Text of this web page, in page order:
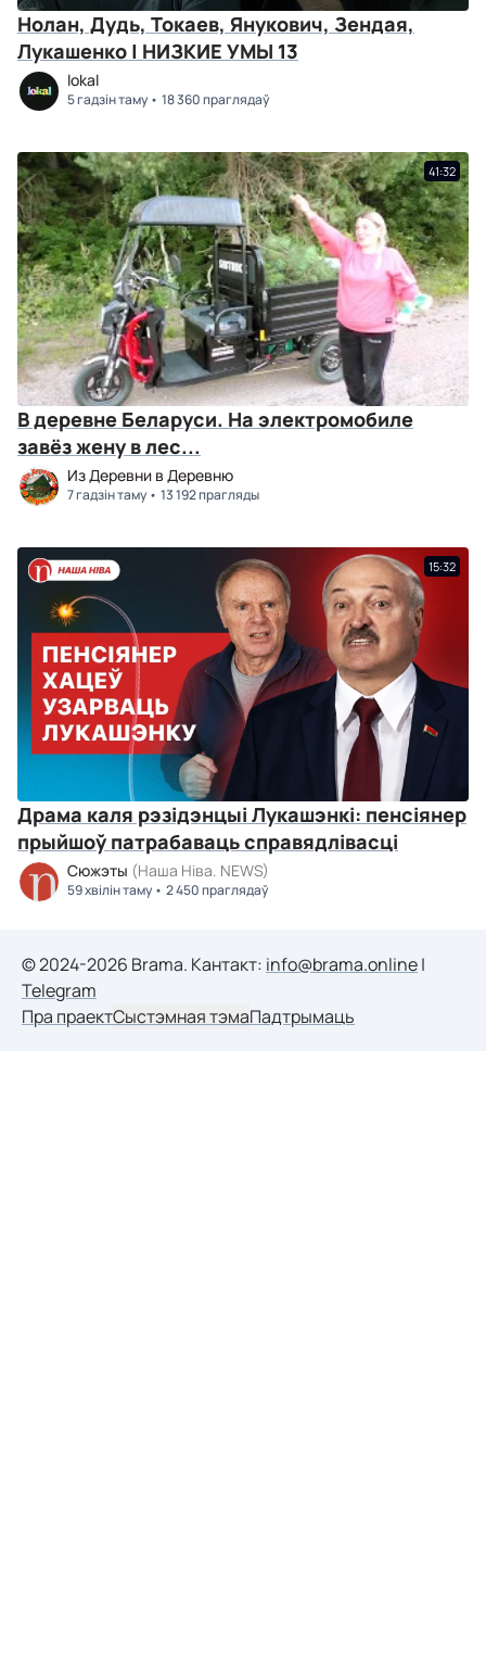
Нолан, Дудь, Токаев, Янукович, Зендая,
Лукашенко | НИЗКИЕ УМЫ 13
lokal
5 гадзін таму 18 360 праглядаў
41:32
В деревне Беларуси. На электромобиле
завёз жену в лес...
Из Деревни в Деревню
7 гадзін таму 13 192 прагляды
15:32
Драма каля рэзідэнцыі Лукашэнкі: пенсіянер
прыйшоў патрабаваць справядлівасці
Сюжэты (Наша Ніва. NEWS)
59 хвілін таму 2 450 праглядаў
© 2024-2026 Brama. Кантакт: info@brama.online|
Telegram
Пра праектСыстэмная тэмаПадтрымаць